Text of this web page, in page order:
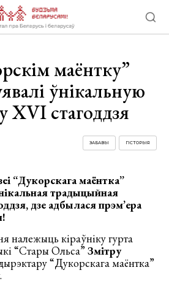
маёнтку”
ўнікальную
XVI стагоддзя
ГІСТОРЫЯ
ЗАБАВЫ
“Дукорскага маёнтка”
традыцыйная
дзе адбылася прэм’ера
належыць кіраўніку гурта
“Стары Ольса” Змітру
“Дукорскага маёнтка”
.